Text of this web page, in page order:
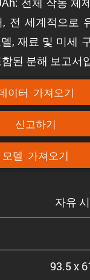
전 세계적으로
, 재료 및 미세
된 분해 보고서
이터 가져오기
신고하기
모델 가져오기
자유
93.5 x